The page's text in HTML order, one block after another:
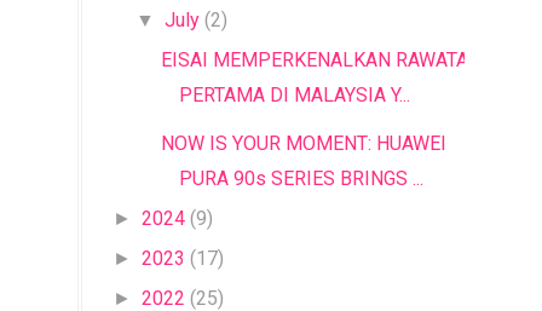
▼ July (2)
EISAI MEMPERKENALKAN RAWATAN
PERTAMA DI MALAYSIA Y...
NOW IS YOUR MOMENT: HUAWEI
PURA 90s SERIES BRINGS ...
► 2024 (9)
► 2023 (17)
► 2022 (25)